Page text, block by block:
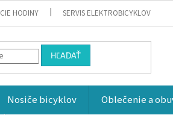
HODINY SERVIS ELEKTROBICYKLOV
HĽADAŤ
Nosiče bicyklov Oblečenie a